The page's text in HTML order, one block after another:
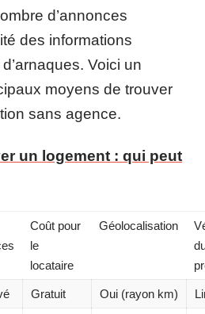
d’annonces
des informations
Voici un
moyens de trouver
sans agence.
un logement : qui peut
Coût pour
le
locataire
Géolocalisation
Gratuit Oui (rayon km)